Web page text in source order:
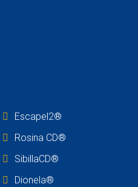
Escapel2®
Rosina CD®
SibillaCD®
Dionela®